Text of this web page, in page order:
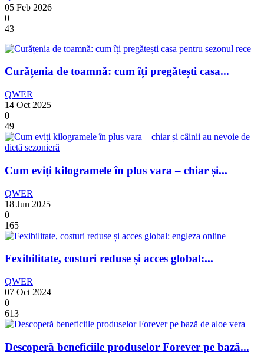
05 Feb 2026
0
43
Curățenia de toamnă: cum îți pregătești casa...
QWER
14 Oct 2025
0
49
Cum eviți kilogramele în plus vara – chiar și...
QWER
18 Jun 2025
0
165
Fexibilitate, costuri reduse și acces global:...
QWER
07 Oct 2024
0
613
Descoperă beneficiile produselor Forever pe bază...